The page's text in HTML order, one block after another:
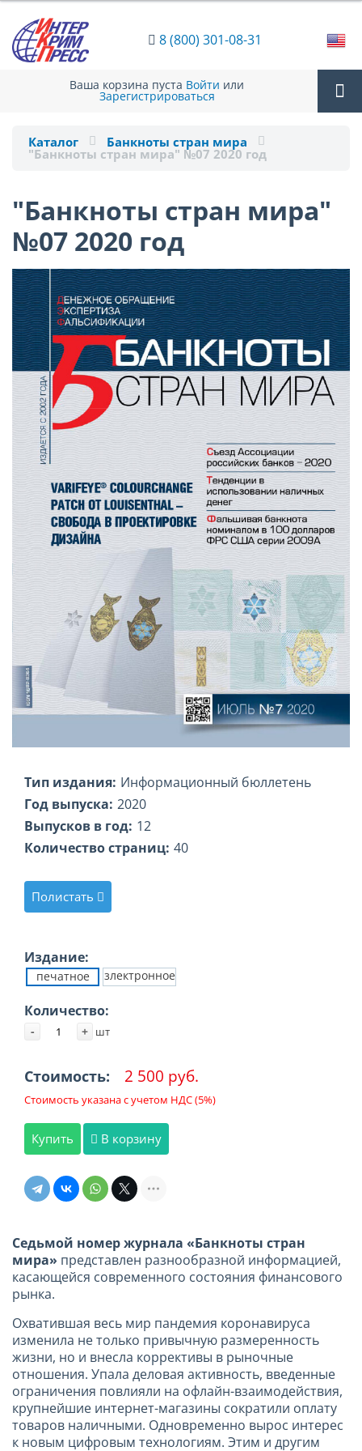
8 (800) 301-08-31
Ваша корзина пуста Войти или
Зарегистрироваться
Каталог Банкноты стран мира
"Банкноты стран мира" №07 2020 год
"Банкноты стран мира"
№07 2020 год
Тип издания: Информационный бюллетень
Год выпуска: 2020
Выпусков в год: 12
Количество страниц: 40
Полистать
Издание:
печатное злектронное
Количество:
- + шт
Стоимость: 2 500 руб.
Стоимость указана с учетом НДС (5%)
Купить В корзину
Седьмой номер журнала «Банкноты стран
мира» представлен разнообразной информацией,
касающейся современного состояния финансового
рынка.
Охватившая весь мир пандемия коронавируса
изменила не только привычную размеренность
жизни, но и внесла коррективы в рыночные
отношения. Упала деловая активность, введенные
ограничения повлияли на офлайн-взаимодействия,
крупнейшие интернет-магазины сократили оплату
товаров наличными. Одновременно вырос интерес
к новым цифровым технологиям. Этим и другим